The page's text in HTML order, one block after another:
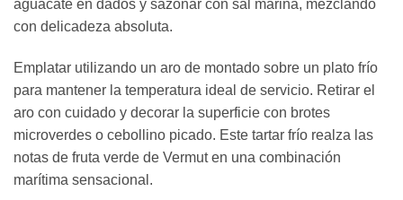
aguacate en dados y sazonar con sal marina, mezclando
con delicadeza absoluta.
Emplatar utilizando un aro de montado sobre un plato frío
para mantener la temperatura ideal de servicio. Retirar el
aro con cuidado y decorar la superficie con brotes
microverdes o cebollino picado. Este tartar frío realza las
notas de fruta verde de Vermut en una combinación
marítima sensacional.